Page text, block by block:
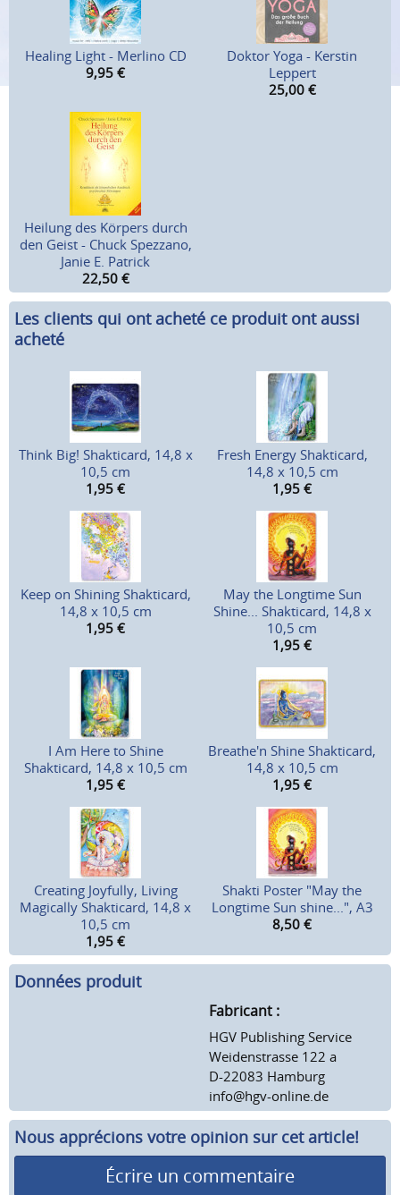
Healing Light - Merlino CD
9,95 €
Doktor Yoga - Kerstin
Leppert
25,00 €
Heilung des Körpers durch
den Geist - Chuck Spezzano,
Janie E. Patrick
22,50 €
Les clients qui ont acheté ce produit ont aussi
acheté
Think Big! Shakticard, 14,8 x
10,5 cm
1,95 €
Fresh Energy Shakticard,
14,8 x 10,5 cm
1,95 €
Keep on Shining Shakticard,
14,8 x 10,5 cm
1,95 €
May the Longtime Sun
Shine... Shakticard, 14,8 x
10,5 cm
1,95 €
I Am Here to Shine
Shakticard, 14,8 x 10,5 cm
1,95 €
Breathe'n Shine Shakticard,
14,8 x 10,5 cm
1,95 €
Creating Joyfully, Living
Magically Shakticard, 14,8 x
10,5 cm
1,95 €
Shakti Poster "May the
Longtime Sun shine...", A3
8,50 €
Données produit
Fabricant :
HGV Publishing Service
Weidenstrasse 122 a
D-22083 Hamburg
info@hgv-online.de
Nous apprécions votre opinion sur cet article!
Écrire un commentaire